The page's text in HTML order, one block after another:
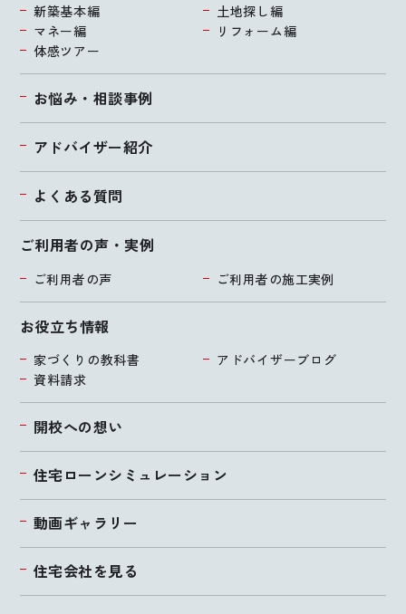
お悩み・相談事例
アドバイザー紹介
よくある質問
ご利用者の声・実例
ご利用者の声 ご利用者の施工実例
新築基本編
土地探し編
マネー編
リフォーム編
体感ツアー
お役立ち情報
家づくりの教科書
アドバイザーブログ
資料請求
開校への想い
住宅ローンシミュレーション
動画ギャラリー
住宅会社を見る